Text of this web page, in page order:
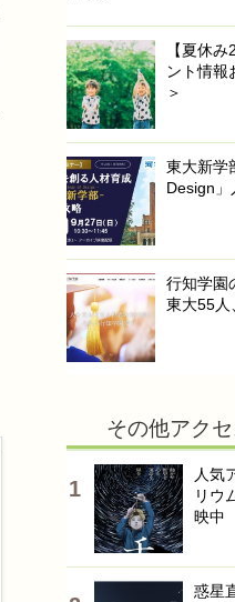
【夏休
ント情報
＞
東大新学
Design」
行知学園
東大55人
その他アク
人気
リウ
映中
惑星